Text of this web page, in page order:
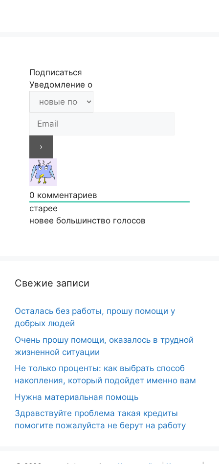
Подписаться
Уведомление о
0 комментариев
старее
новее большинство голосов
Свежие записи
Осталась без работы, прошу помощи у
добрых людей
Очень прошу помощи, оказалось в трудной
жизненной ситуации
Не только проценты: как выбрать способ
накопления, который подойдет именно вам
Нужна материальная помощь
Здравствуйте проблема такая кредиты
помогите пожалуйста не берут на работу